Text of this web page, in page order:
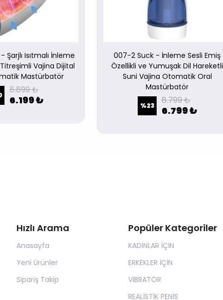
Şarjlı Isıtmalı İnleme
Vajina Dijital
Mastürbatör
8.899 ₺
6.199 ₺
007-2 Suck - İnleme Sesli Emiş
Özellikli ve Yumuşak Dil Hareketli
Suni Vajina Otomatik Oral
Mastürbatör
%23 8.799 ₺
6.799 ₺
Hızlı Arama
Anasayfa
Yeni Ürünler
Sipariş Takip
Popüler Kategoriler
KADINLAR İÇİN
ERKEKLER İÇİN
VİBRATÖR
REALİSTİK PENİS